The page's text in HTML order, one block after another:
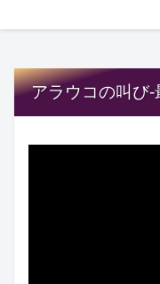
アラウコの叫び-